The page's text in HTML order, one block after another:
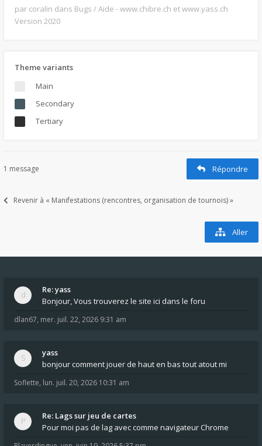
par coralin dans Bugs / Aide - www.chibre.ch et www.yass.ch
Version 2020
Theme variants
Main
Secondary
Tertiary
1 message Répondre
Revenir à « Manifestations (rencontres, organisation de tournois) »
Aller
Re: yass
Bonjour, Vous trouverez le site ici dans le foru
dlan67, mer. juil. 22, 2026 9:31 am
yass
bonjour comment jouer de haut en bas tout atout mi
Soflette, lun. juil. 20, 2026 10:31 am
Re: Lags sur jeu de cartes
Pour moi pas de lag avec comme navigateur Chrome